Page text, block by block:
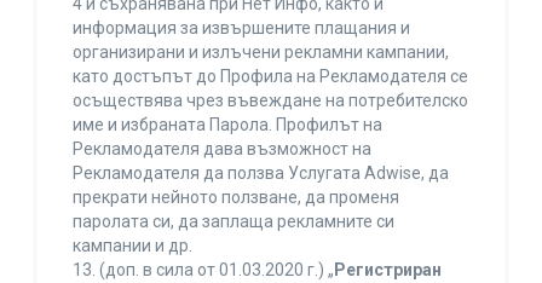
4 и съхранявана при Нет Инфо, както и
информация за извършените плащания и
организирани и излъчени рекламни кампании,
като достъпът до Профила на Рекламодателя се
осъществява чрез въвеждане на потребителско
име и избраната Парола. Профилът на
Рекламодателя дава възможност на
Рекламодателя да ползва Услугата Adwise, да
прекрати нейното ползване, да променя
паролата си, да заплаща рекламните си
кампании и др.
13. (доп. в сила от 01.03.2020 г.) „ Регистриран